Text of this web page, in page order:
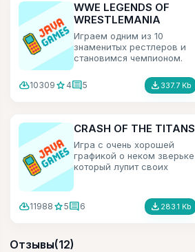
WWE LEGENDS OF
WRESTLEMANIA
Играем одним из 10
знаменитых рестлеров и
становимся чемпионом.
cloud_download10309 star 4comment5 file_download 337.7 Kb
CRASH OF THE TITANS
Игра с очень хорошей
графикой о неком зверьке
который лупит своих
cloud_download11988 star5comment6 file_download 283.1 Kb
Отзывы(12)